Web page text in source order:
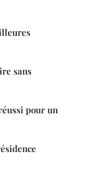
sans
pour un